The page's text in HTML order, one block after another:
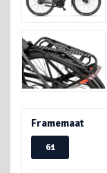
Framemaat
61